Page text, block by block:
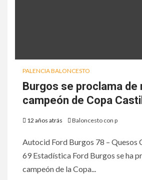
PALENCIA BALONCESTO
Burgos se proclama de
campeón de Copa
12 años atrás Baloncesto con p
Autocid Ford Burgos 78 – Quesos
69 Estadística Ford Burgos se ha
campeón de la Copa...